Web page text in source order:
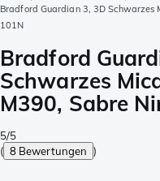
Bradford Guardian 3, 3D
101N
Bradford
Schwarzes
M390, Sabre
5/5
( 8 Bewertungen )